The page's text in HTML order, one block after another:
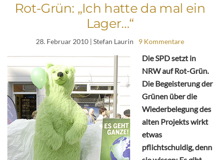
Rot-Grün: „Ich hatte da mal ein
Lager…“
28. Februar 2010 | Stefan Laurin 9 Kommentare
Die SPD setzt in
NRW auf Rot-Grün.
Die Begeisterung der
Grünen über die
Wiederbelegung des
alten Projekts wirkt
etwas
pflichtschuldig, denn